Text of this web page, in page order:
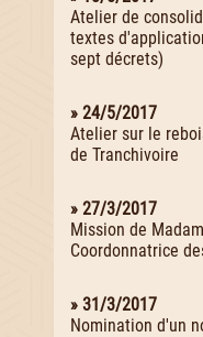
Atelier de
textes
sept décrets)
» 24/5/2017
Atelier sur le
de Tranchivoire
» 27/3/2017
Mission de
Coordonnatrice
» 31/3/2017
Nomination d'un